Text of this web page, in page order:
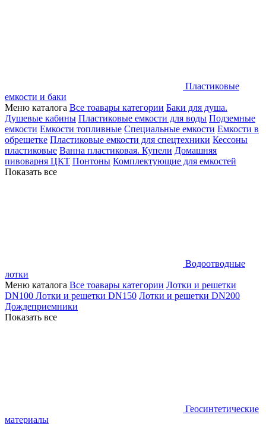
Пластиковые
емкости и баки
Меню каталога Все тоавары категории Баки для душа.
Душевые кабины Пластиковые емкости для воды Подземные
емкости Емкости топливные Специальные емкости Емкости в
обрешетке Пластиковые емкости для спецтехники Кессоны
пластиковые Ванна пластиковая. Купели Домашняя
пивоварня ЦКТ Понтоны Комплектующие для емкостей
Показать все
Водоотводные
лотки
Меню каталога Все тоавары категории Лотки и решетки
DN100 Лотки и решетки DN150 Лотки и решетки DN200
Дождеприемники
Показать все
Геосинтетические
материалы